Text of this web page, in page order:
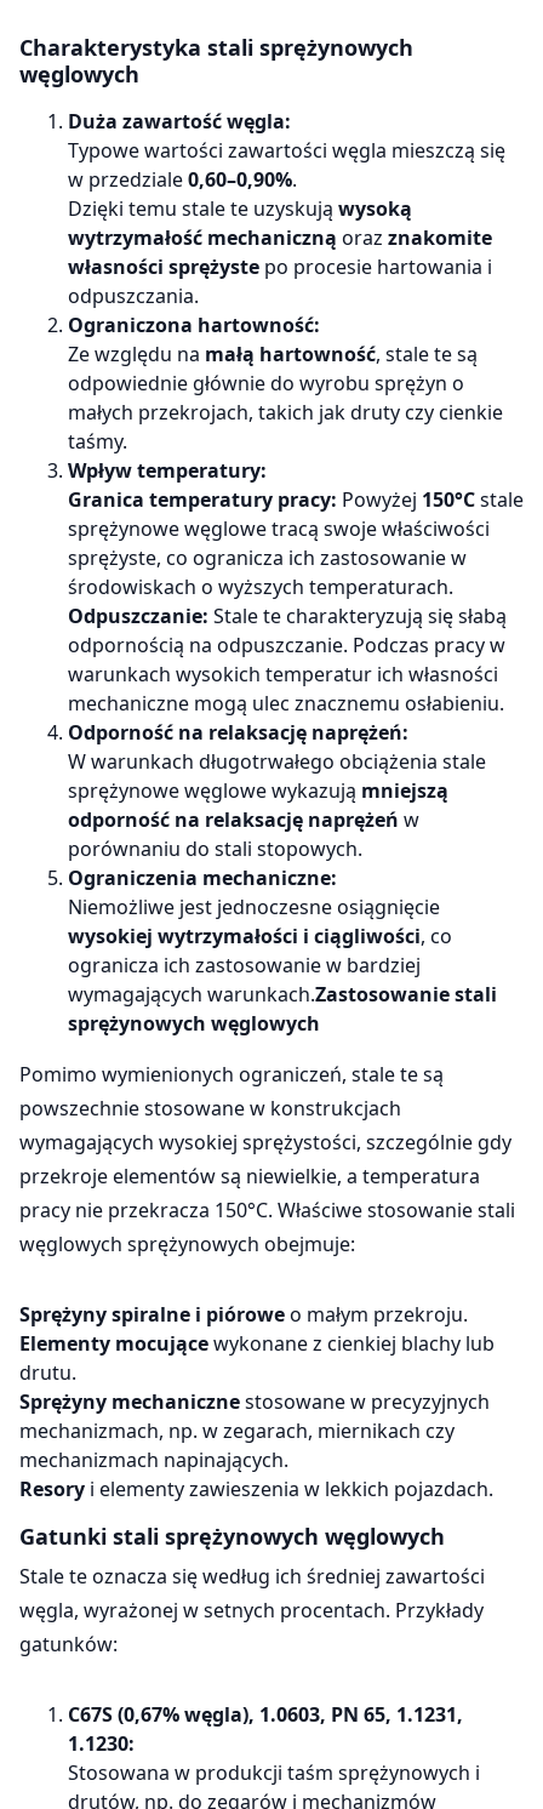
Charakterystyka stali sprężynowych
węglowych
Duża zawartość węgla:
Typowe wartości zawartości węgla mieszczą się
w przedziale0,60–0,90%.
Dzięki temu stale te uzyskują wysoką
wytrzymałość mechaniczną oraz znakomite
własności sprężyste po procesie hartowania i
odpuszczania.
Ograniczona hartowność:
Ze względu na małą hartowność, stale te są
odpowiednie głównie do wyrobu sprężyn o
małych przekrojach, takich jak druty czy cienkie
taśmy.
Wpływ temperatury:
Granica temperatury pracy: Powyżej 150°Cstale
sprężynowe węglowe tracą swoje właściwości
sprężyste, co ogranicza ich zastosowanie w
środowiskach o wyższych temperaturach.
Odpuszczanie: Stale te charakteryzują się słabą
odpornością na odpuszczanie. Podczas pracy w
warunkach wysokich temperatur ich własności
mechaniczne mogą ulec znacznemu osłabieniu.
Odporność na relaksację naprężeń:
W warunkach długotrwałego obciążenia stale
sprężynowe węglowe wykazują mniejszą
odporność na relaksację naprężeń w
porównaniu do stali stopowych.
Ograniczenia mechaniczne:
Niemożliwe jest jednoczesne osiągnięcie
wysokiej wytrzymałości i ciągliwości, co
ogranicza ich zastosowanie w bardziej
wymagających warunkach.Zastosowanie stali
sprężynowych węglowych
Pomimo wymienionych ograniczeń, stale te są
powszechnie stosowane w konstrukcjach
wymagających wysokiej sprężystości, szczególnie gdy
przekroje elementów są niewielkie, a temperatura
pracy nie przekracza 150°C. Właściwe stosowanie stali
węglowych sprężynowych obejmuje:
Sprężyny spiralne i pióroweo małym przekroju.
Elementy mocującewykonane z cienkiej blachy lub
drutu.
Sprężyny mechanicznestosowane w precyzyjnych
mechanizmach, np. w zegarach, miernikach czy
mechanizmach napinających.
Resory i elementy zawieszenia w lekkich pojazdach.
Gatunki stali sprężynowych węglowych
Stale te oznacza się według ich średniej zawartości
węgla, wyrażonej w setnych procentach. Przykłady
gatunków:
C67S (0,67% węgla), 1.0603, PN 65, 1.1231,
1.1230:
Stosowana w produkcji taśm sprężynowych i
drutów, np. do zegarów i mechanizmów